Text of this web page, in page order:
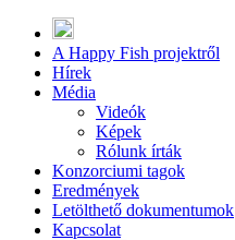
A Happy Fish projektről
Hírek
Média
Videók
Képek
Rólunk írták
Konzorciumi tagok
Eredmények
Letölthető dokumentumok
Kapcsolat